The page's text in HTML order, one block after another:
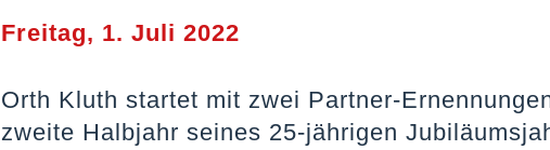
Freitag, 1. Juli 2022
Orth Kluth startet mit zwei Partner-
zweite Halbjahr seines 25-jährigen